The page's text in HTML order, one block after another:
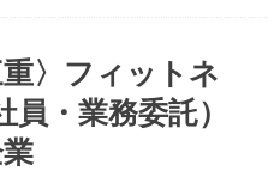
重〉フィットネ
・業務委託）